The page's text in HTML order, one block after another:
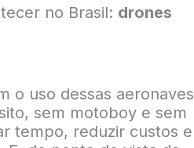
no Brasil: drones
o uso dessas aeronaves
sem motoboy e sem
tempo, reduzir custos e